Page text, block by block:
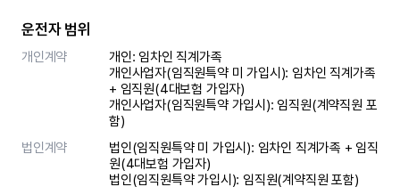
운전자 범위
개인계약
개인: 임차인 직계가족
개인사업자(임직원특약 미 가입시): 임차인 직계가족
+ 임직원(4대보험 가입자)
개인사업자(임직원특약 가입시): 임직원(계약직원 포
함)
법인계약
법인(임직원특약 미 가입시): 임차인 직계가족 + 임직
원(4대보험 가입자)
법인(임직원특약 가입시): 임직원(계약직원 포함)